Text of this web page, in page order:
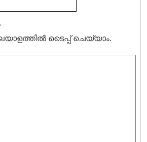
ടൈപ്പ് ചെയ്യാം.